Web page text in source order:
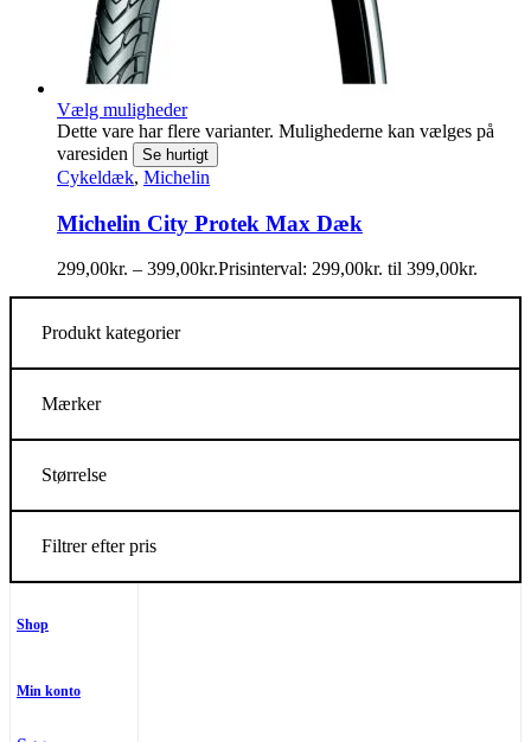
Vælg muligheder
Dette vare har flere varianter. Mulighederne kan vælges på
varesiden
Se hurtigt
Cykeldæk, Michelin
Michelin City Protek Max Dæk
299,00kr. – 399,00kr.Prisinterval: 299,00kr. til 399,00kr.
Produkt kategorier
Mærker
Størrelse
Filtrer efter pris
Shop
Min konto